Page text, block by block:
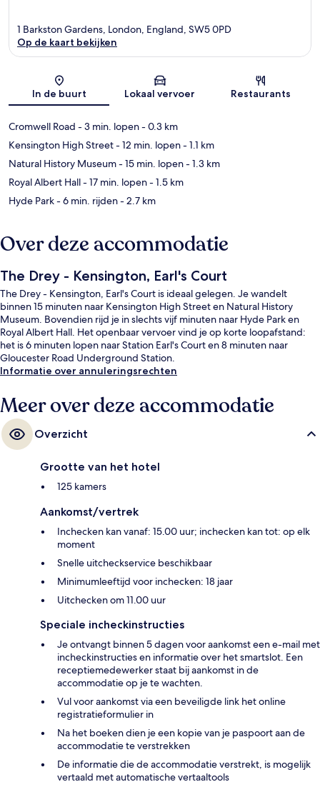
Kaart
1 Barkston Gardens, London, England, SW5 0PD
Op de kaart bekijken
In de buurt Lokaal vervoer Restaurants
Cromwell Road - 3 min. lopen- 0.3 km
Kensington High Street- 12 min. lopen- 1.1 km
Natural History Museum- 15 min. lopen- 1.3 km
Royal Albert Hall- 17 min. lopen- 1.5 km
Hyde Park- 6 min. rijden- 2.7 km
Over deze accommodatie
The Drey - Kensington, Earl's Court
The Drey - Kensington, Earl's Court is ideaal gelegen. Je wandelt
binnen 15 minuten naar Kensington High Street en Natural History
Museum. Bovendien rijd je in slechts vijf minuten naar Hyde Park en
Royal Albert Hall. Het openbaar vervoer vind je op korte loopafstand:
het is 6 minuten lopen naar Station Earl's Court en 8 minuten naar
Gloucester Road Underground Station.
Informatie over annuleringsrechten
Meer over deze accommodatie
Overzicht
Grootte van het hotel
125 kamers
Aankomst/vertrek
Inchecken kan vanaf: 15.00 uur; inchecken kan tot: op elk
moment
Snelle uitcheckservice beschikbaar
Minimumleeftijd voor inchecken: 18 jaar
Uitchecken om 11.00 uur
Speciale incheckinstructies
Je ontvangt binnen 5 dagen voor aankomst een e-mail met
incheckinstructies en informatie over het smartslot. Een
receptiemedewerker staat bij aankomst in de
accommodatie op je te wachten.
Vul voor aankomst via een beveiligde link het online
registratieformulier in
Na het boeken dien je een kopie van je paspoort aan de
accommodatie te verstrekken
De informatie die de accommodatie verstrekt, is mogelijk
vertaald met automatische vertaaltools